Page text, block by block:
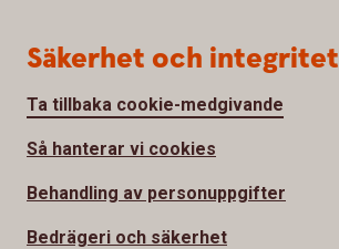
Säkerhet och integritet
Ta tillbaka cookie-medgivande
Så hanterar vi cookies
Behandling av personuppgifter
Bedrägeri och säkerhet